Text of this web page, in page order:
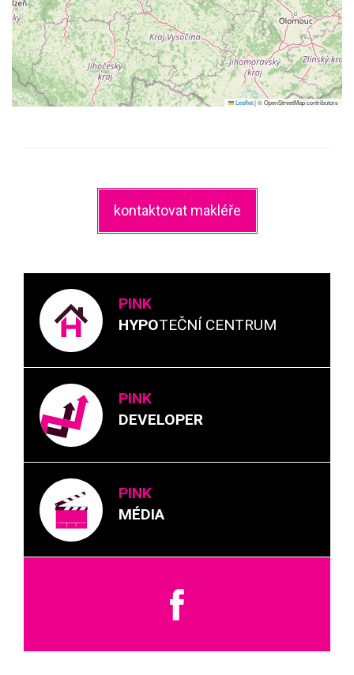
Leaflet|© OpenStreetMap contributors
kontaktovat makléře
PINK
HYPOTEČNÍ CENTRUM
PINK
DEVELOPER
PINK
MÉDIA